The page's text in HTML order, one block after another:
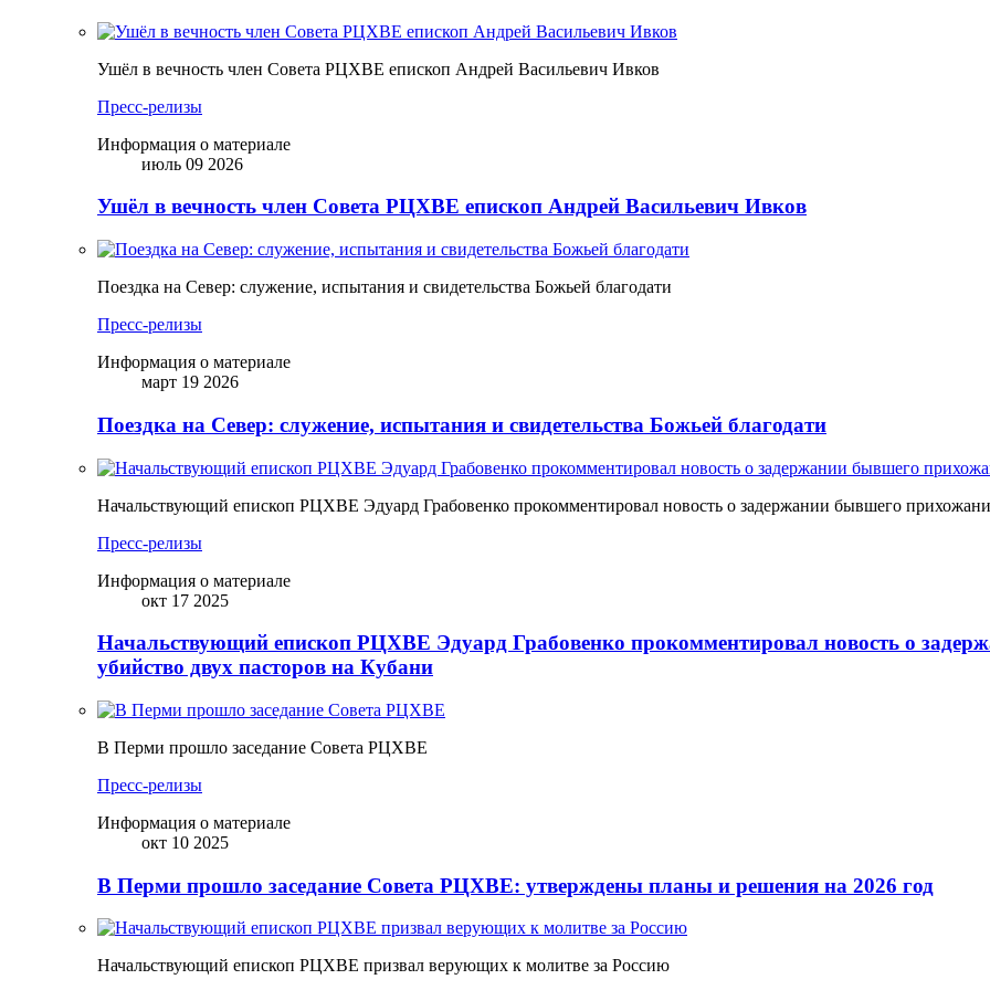
Ушёл в вечность член Совета РЦХВЕ епископ Андрей Васильевич Ивков
Пресс-релизы
Информация о материале
июль 09 2026
Ушёл в вечность член Совета РЦХВЕ епископ Андрей Васильевич Ивков
Поездка на Север: служение, испытания и свидетельства Божьей благодати
Пресс-релизы
Информация о материале
март 19 2026
Поездка на Север: служение, испытания и свидетельства Божьей благодати
Начальствующий епископ РЦХВЕ Эдуард Грабовенко прокомментировал новость о задержании бывшего
Пресс-релизы
Информация о материале
окт 17 2025
Начальствующий епископ РЦХВЕ Эдуард Грабовенко прокомментировал новость о
убийство двух пасторов на Кубани
В Перми прошло заседание Совета РЦХВЕ
Пресс-релизы
Информация о материале
окт 10 2025
В Перми прошло заседание Совета РЦХВЕ: утверждены планы и решения на 2026 год
Начальствующий епископ РЦХВЕ призвал верующих к молитве за Россию